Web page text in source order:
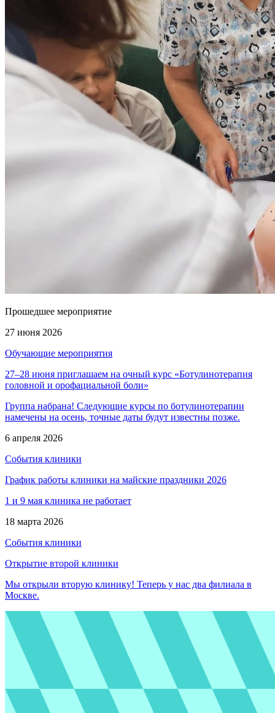
Прошедшее мероприятие
27 июня 2026
Обучающие мероприятия
27–28 июня приглашаем на очный курс «Ботулинотерапия
головной и орофациальной боли»
Группа набрана! Следующие курсы по ботулинотерапии
намечены на осень, точные даты будут известны позже.
6 апреля 2026
События клиники
График работы клиники на майские праздники 2026
1 и 9 мая клиника не работает
18 марта 2026
События клиники
Открытие второй клиники
Мы открыли вторую клинику! Теперь у нас два филиала в
Москве.